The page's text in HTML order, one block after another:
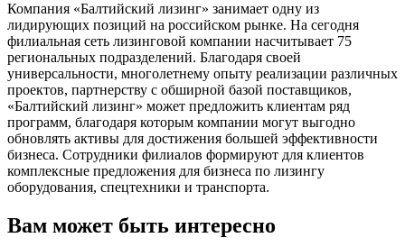
Компания «Балтийский лизинг» занимает одну из
лидирующих позиций на российском рынке. На сегодня
филиальная сеть лизинговой компании насчитывает 75
региональных подразделений. Благодаря своей
универсальности, многолетнему опыту реализации различных
проектов, партнерству с обширной базой поставщиков,
«Балтийский лизинг» может предложить клиентам ряд
программ, благодаря которым компании могут выгодно
обновлять активы для достижения большей эффективности
бизнеса. Сотрудники филиалов формируют для клиентов
комплексные предложения для бизнеса по лизингу
оборудования, спецтехники и транспорта.
Вам может быть интересно